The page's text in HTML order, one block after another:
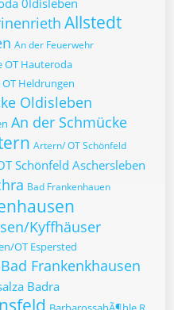
0ldisleben
Allstedt
An der Feuerwehr
OT Hauteroda
Heldrungen
Oldisleben
An der Schmücke
Artern/ OT Schönfeld
Schönfeld Aschersleben
Bad Frankenhauen
Kyffhäuser
OT Espersted
Bad Frankenkhausen
Badra